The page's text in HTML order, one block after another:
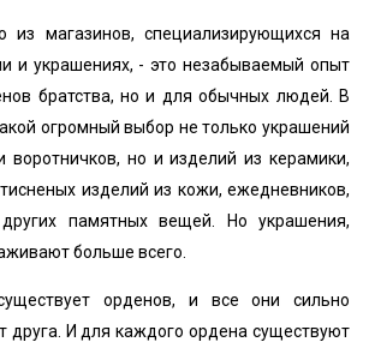
из магазинов, специализирующихся на
и украшениях, - это незабываемый опыт
братства, но и для обычных людей. В
огромный выбор не только украшений
воротничков, но и изделий из керамики,
тисненых изделий из кожи, ежедневников,
памятных вещей. Но украшения,
больше всего.
орденов, и все они сильно
друга. И для каждого ордена существуют